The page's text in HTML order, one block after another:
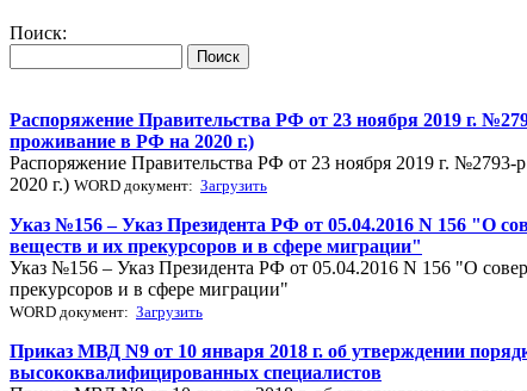
Поиск:
Распоряжение Правительства РФ от 23 ноября 2019 г.
проживание в РФ на 2020 г.)
Распоряжение Правительства РФ от 23 ноября 2019 г.
2020 г.) WORD документ: Загрузить
Указ №156 – Указ Президента РФ от 05.04.2016 N 156 "О
веществ и их прекурсоров и в сфере миграции"
Указ №156 – Указ Президента РФ от 05.04.2016 N 156 "О
прекурсоров и в сфере миграции"
WORD документ: Загрузить
Приказ МВД N9 от 10 января 2018 г. об утверждении
высококвалифицированных специалистов